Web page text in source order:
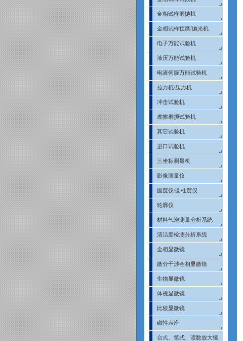
金相试样磨抛机
金相试样预磨/抛光机
电子万能试验机
液压万能试验机
电液伺服万能试验机
拉力机/压力机
冲击试验机
摩擦磨损试验机
其它试验机
进口试验机
三坐标测量机
影像测量仪
圆度仪/圆柱度仪
轮廓仪
材料气泡测量分析系统
清洁度检测分析系统
金相显微镜
微分干涉金相显微镜
生物显微镜
体视显微镜
比较显微镜
磁性表座
台式、笔式、读数放大镜